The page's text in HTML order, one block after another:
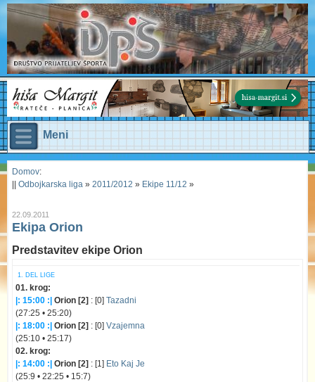
Meni
Domov:
Odbojkarska liga » 2011/2012 » Ekipe 11/12 »
22.09.2011
Ekipa Orion
Predstavitev ekipe Orion
1. DEL LIGE
01. krog:
|: 15:00 :| Orion [2] : [0] Tazadni
(27:25 • 25:20)
|: 18:00 :| Orion [2] : [0] Vzajemna
(25:10 • 25:17)
02. krog:
|: 14:00 :| Orion [2] : [1] Eto Kaj Je
(25:9 • 22:25 • 15:7)